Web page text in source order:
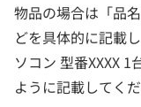
物品の場合は「品
どを具体的に記載
ソコン 型番XXXX
ように記載してくだ